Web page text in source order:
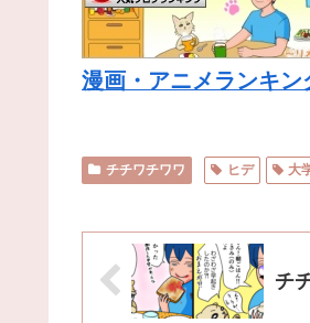
漫画・アニメランキン
チチワチワワ ヒデ 大
チ